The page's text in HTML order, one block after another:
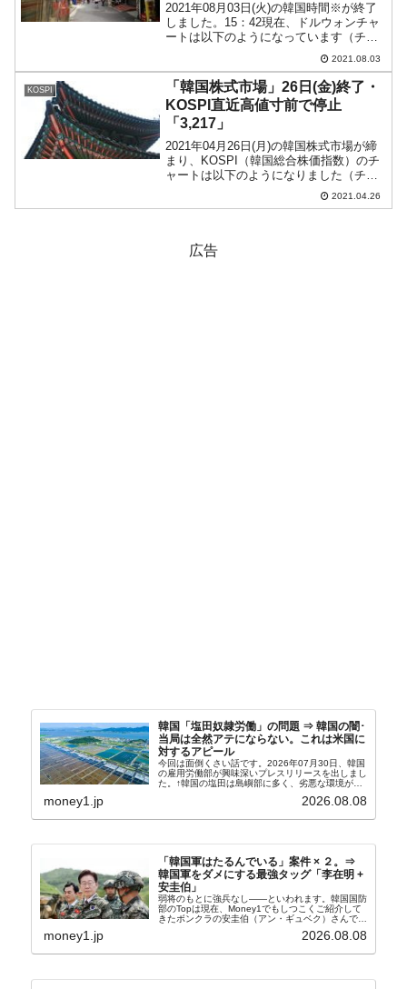
2021年08月03日(火)の韓国時間※が終了
しました。15：42現在、ドルウォンチャ
ートは以下のようになっています（チャ
ートは『Investing.com』より引用：以下
同）。陰線が長くなりました。上ヒゲが
長くなっていますが、ウォン安進行...
2021.08.03
KOSPI
「韓国株式市場」26日(金)終了・
KOSPI直近高値寸前で停止
「3,217」
2021年04月26日(月)の韓国株式市場が締
まり、KOSPI（韓国総合株価指数）のチ
ャートは以下のようになりました（チャ
ートは『Investing.com』より引用）。惜
しい!という結果になりました。KOSPIは
2021.04.26
広告
韓国「塩田奴隷労働」の問題 ⇒ 韓国の闇･
当局は全然アテにならない。これは米国に
対するアピール
今回は面倒くさい話です。2026年07月30日、韓国
の雇用労働部が興味深いプレスリリースを出しまし
た。↑韓国の塩田は島嶼部に多く、劣悪な環境が一
たといわれます（後述）。これは、いわゆる「塩田
money1.jp 2026.08.08
「韓国軍はたるんでいる」案件 × ２。⇒
韓国軍をダメにする最強タッグ「李在明 +
安圭伯」
弱将のもとに強兵なし――といわれます。韓国国防
部のTopは現在、Money1でもしつこくご紹介して
きたボンクラの安圭伯（アン・ギュベク）さんで
さんと「韓国初の文官上がり」の国防部長官安圭伯
money1.jp 2026.08.08